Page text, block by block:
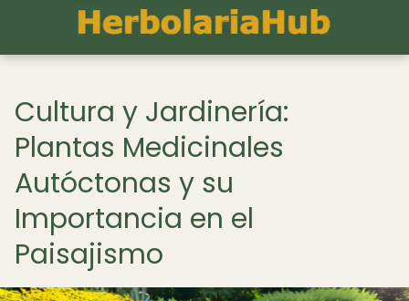
Cultura y Jardinería:
Plantas Medicinales
Autóctonas y su
Importancia en el
Paisajismo